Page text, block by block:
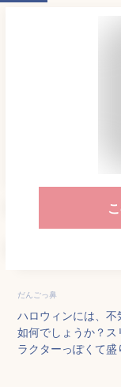
だんごっ鼻
ハロウィンには、
如何でしょうか？
ラクターっぽくて盛